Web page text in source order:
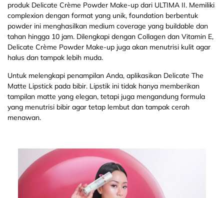
produk Delicate Crème Powder Make-up dari ULTIMA II. Memiliki
complexion dengan format yang unik, foundation berbentuk
powder ini menghasilkan medium coverage yang buildable dan
tahan hingga 10 jam. Dilengkapi dengan Collagen dan Vitamin E,
Delicate Crème Powder Make-up juga akan menutrisi kulit agar
halus dan tampak lebih muda.
Untuk melengkapi penampilan Anda, aplikasikan Delicate The
Matte Lipstick pada bibir. Lipstik ini tidak hanya memberikan
tampilan matte yang elegan, tetapi juga mengandung formula
yang menutrisi bibir agar tetap lembut dan tampak cerah
menawan.